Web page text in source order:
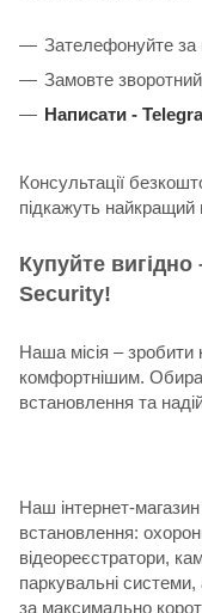
Зателефонуйте за
Замовте зворотний
Написати -
Консультації
підкажуть найкращий
Купуйте
Security!
Наша місія – зробити
комфортнішим.
встановлення та
Наш інтернет-
встановлення:
відеореєстратори,
паркувальні
за максимально